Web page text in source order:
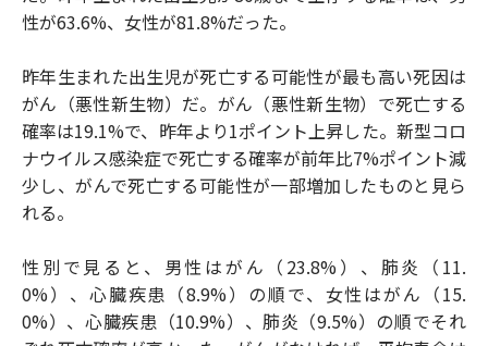
性が63.6%、女性が81.8%だった。
昨年生まれた出生児が死亡する可能性が最も高い死因は
がん（悪性新生物）だ。がん（悪性新生物）で死亡する
確率は19.1%で、昨年より1ポイント上昇した。新型コロ
ナウイルス感染症で死亡する確率が前年比7%ポイント減
少し、がんで死亡する可能性が一部増加したものと見ら
れる。
性別で見ると、男性はがん（23.8%）、肺炎（11.
0%）、心臓疾患（8.9%）の順で、女性はがん（15.
0%）、心臓疾患（10.9%）、肺炎（9.5%）の順でそれ